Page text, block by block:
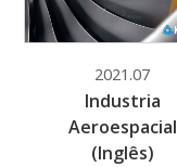
2021.07
Industria
Aeroespacial
(Inglês)